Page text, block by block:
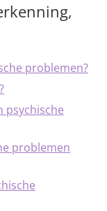
problemen?
psychische
problemen